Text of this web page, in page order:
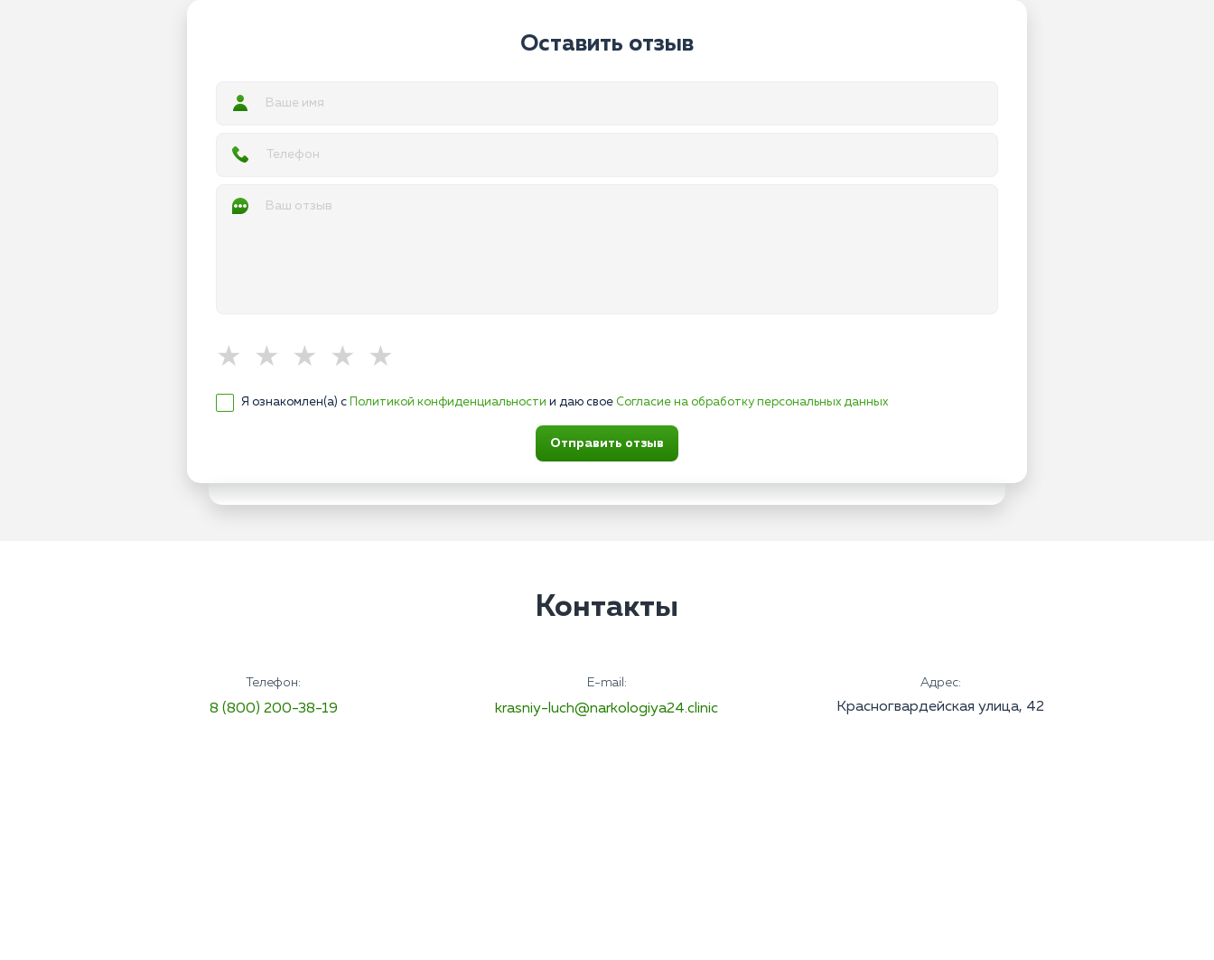
Оставить отзыв
Я ознакомлен(а) с Политикой конфиденциальности и даю свое Согласие на обработку персональных данных
Отправить отзыв
Контакты
Телефон:
8 (800) 200-38-19
E-mail:
krasniy-luch@narkologiya24.clinic
Адрес:
Красногвардейская улица, 42